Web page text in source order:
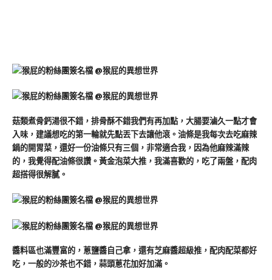
菇類煮骨鈣湯很不錯，排骨酥不錯我們有再加點，大腸要滷久一點才會
入味，建議想吃的第一輪就先點丟下去讓他滾。油條是我每次去吃麻辣
鍋的開胃菜，還好一份油條只有三個，非常適合我，因為他麻辣滿辣
的，我覺得配油條很讚。黃金泡菜大推，我滿喜歡的，吃了兩盤，配肉
超搭得很解膩。
醬料區也滿豐富的，蔥鹽醬自己拿，還有芝麻醬超級推，配肉配菜都好
吃，一般的沙茶也不錯，蒜頭蔥花加好加滿。